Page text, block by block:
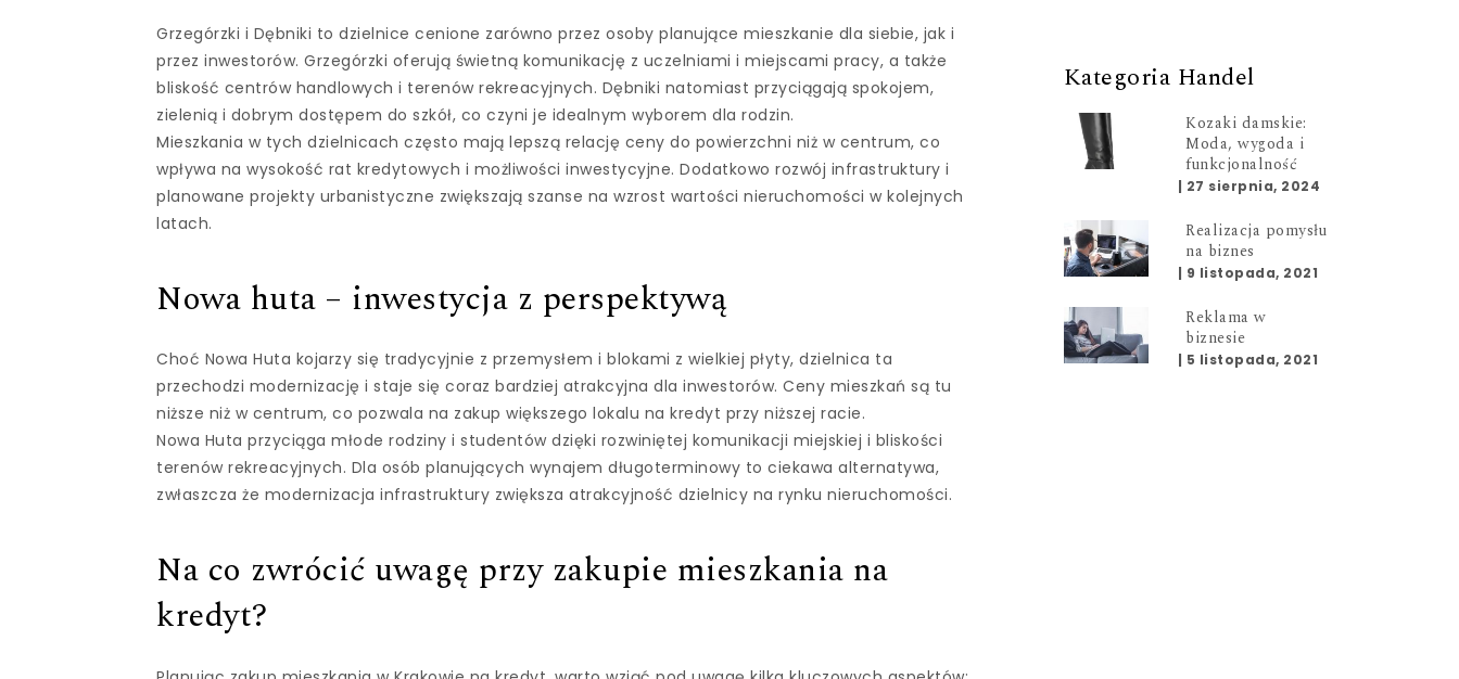
Grzegórzki i Dębniki to dzielnice cenione zarówno przez osoby planujące mieszkanie dla siebie, jak i
przez inwestorów. Grzegórzki oferują świetną komunikację z uczelniami i miejscami pracy, a także
bliskość centrów handlowych i terenów rekreacyjnych. Dębniki natomiast przyciągają spokojem,
zielenią i dobrym dostępem do szkół, co czyni je idealnym wyborem dla rodzin.
Mieszkania w tych dzielnicach często mają lepszą relację ceny do powierzchni niż w centrum, co
wpływa na wysokość rat kredytowych i możliwości inwestycyjne. Dodatkowo rozwój infrastruktury i
planowane projekty urbanistyczne zwiększają szanse na wzrost wartości nieruchomości w kolejnych
latach.
Nowa huta – inwestycja z perspektywą
Choć Nowa Huta kojarzy się tradycyjnie z przemysłem i blokami z wielkiej płyty, dzielnica ta
przechodzi modernizację i staje się coraz bardziej atrakcyjna dla inwestorów. Ceny mieszkań są tu
niższe niż w centrum, co pozwala na zakup większego lokalu na kredyt przy niższej racie.
Nowa Huta przyciąga młode rodziny i studentów dzięki rozwiniętej komunikacji miejskiej i bliskości
terenów rekreacyjnych. Dla osób planujących wynajem długoterminowy to ciekawa alternatywa,
zwłaszcza że modernizacja infrastruktury zwiększa atrakcyjność dzielnicy na rynku nieruchomości.
Na co zwrócić uwagę przy zakupie mieszkania na
kredyt?
Kategoria Handel
Kozaki damskie:
Moda, wygoda i
funkcjonalność
| 27 sierpnia, 2024
Realizacja pomysłu
na biznes
| 9 listopada, 2021
Reklama w
biznesie
| 5 listopada, 2021